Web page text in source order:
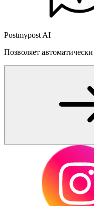
Postmypost AI
Позволяет